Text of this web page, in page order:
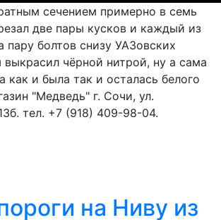
сечением примерно в семь
две пары кусков и каждый из
пару болтов снизу УАЗовских
чёрной нитрой, ну а сама
как и была так и осталась белого
"Медведь" г. Сочи, ул.
тел. +7 (918) 409-98-04.
на Ниву из